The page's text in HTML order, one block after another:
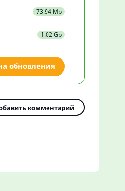
73.94 Mb
1.02 Gb
обновления
комментарий